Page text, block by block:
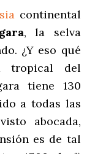
continental
, la selva
¿Y eso qué
tropical del
tiene 130
a todas las
abocada,
es de tal